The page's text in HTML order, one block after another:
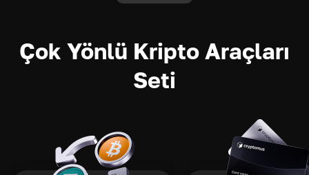
Çok Yönlü Kripto Araçları
Seti